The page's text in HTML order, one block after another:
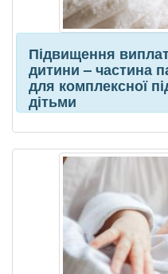
Підвищення
дитини – частина
для комплексної
дітьми